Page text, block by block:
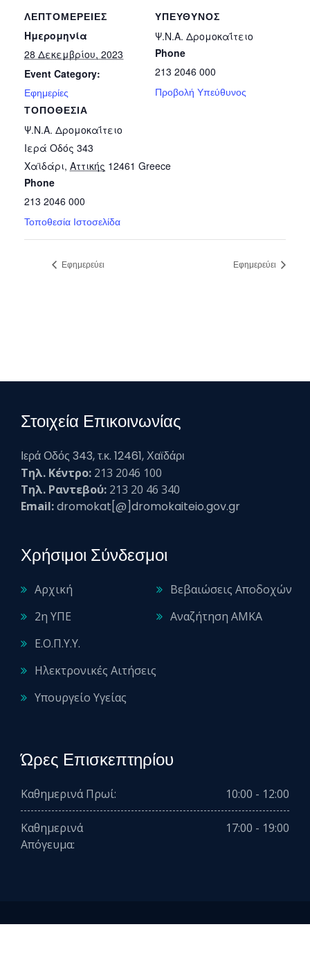
ΛΕΠΤΟΜΈΡΕΙΕΣ
Ημερομηνία
28 Δεκεμβρίου, 2023
Event Category:
Εφημερίες
ΤΟΠΟΘΕΣΊΑ
Ψ.Ν.Α. Δρομοκαΐτειο
Ιερά Οδός 343
Χαϊδάρι, Αττικής 12461 Greece
Phone
213 2046 000
Τοποθεσία Ιστοσελίδα
ΥΠΕΎΘΥΝΟΣ
Ψ.Ν.Α. Δρομοκαΐτειο
Phone
213 2046 000
Προβολή Υπεύθυνος
Εφημερεύει Εφημερεύει
Στοιχεία Επικοινωνίας
Ιερά Οδός 343, τ.κ. 12461, Χαϊδάρι
Τηλ. Κέντρο: 213 2046 100
Τηλ. Ραντεβού: 213 20 46 340
Email:dromokat[@]dromokaiteio.gov.gr
Χρήσιμοι Σύνδεσμοι
Αρχική
2η ΥΠΕ
Ε.Ο.Π.Υ.Υ.
Ηλεκτρονικές Αιτήσεις
Υπουργείο Υγείας
Βεβαιώσεις Αποδοχών
Αναζήτηση ΑΜΚΑ
Ώρες Επισκεπτηρίου
Καθημερινά Πρωί: 10:00 - 12:00
Καθημερινά
Απόγευμα:
17:00 - 19:00